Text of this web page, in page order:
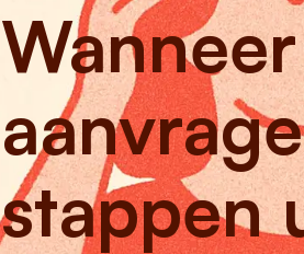
stappen